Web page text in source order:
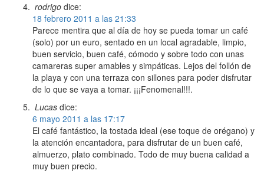
rodrigo dice:
18 febrero 2011 a las 21:33
Parece mentira que al día de hoy se pueda tomar un café
(solo) por un euro, sentado en un local agradable, limpio,
buen servicio, buen café, cómodo y sobre todo con unas
camareras super amables y simpáticas. Lejos del follón de
la playa y con una terraza con sillones para poder disfrutar
de lo que se vaya a tomar. ¡¡¡Fenomenal!!!.
Lucas dice:
6 mayo 2011 a las 17:17
El café fantástico, la tostada ideal (ese toque de orégano) y
la atención encantadora, para disfrutar de un buen café,
almuerzo, plato combinado. Todo de muy buena calidad a
muy buen precio.